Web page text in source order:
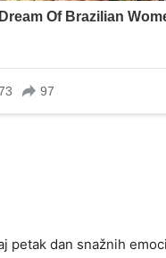
petak dan snažnih